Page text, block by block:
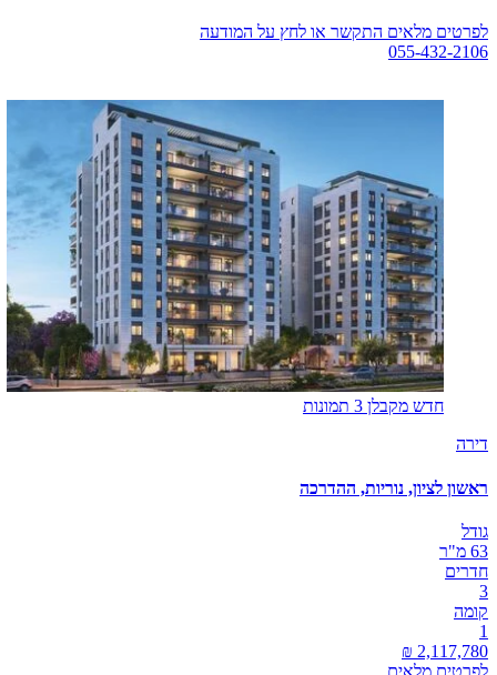
לפרטים מלאים התקשר או לחץ על המודעה
055-432-2106
חדש מקבלן 3 תמונות
דירה
ראשון לציון, נוריות, ההדרכה
גודל
63 מ"ר
חדרים
3
קומה
1
לפרטים מלאים